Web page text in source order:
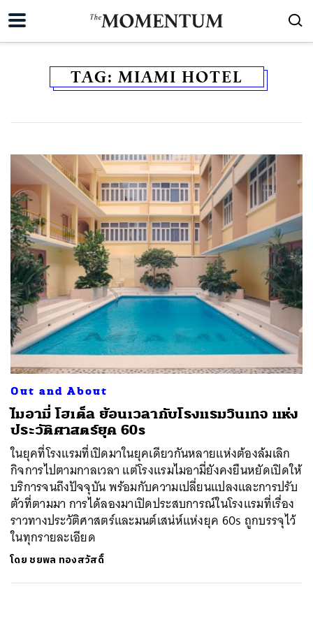
TAG: MIAMI HOTEL
Out and About
ไมอามี่ โฮเต็ล ย้อนเวลากับโรงแรมวินเทจ แห่ง
ประวัติศาสตร์ยุค 60s
ในยุคที่โรงแรมที่เปิดมาในยุคเดียวกันหลายแห่งต้องล้มเลิก
กิจการไปตามกาลเวลา แต่โรงแรมไมอามี่ยังคงยืนหยัดเปิดให้
บริการจนถึงปัจจุบัน พร้อมกับความเปลี่ยนแปลงและการปรับ
ตัวที่ตามมา การได้ลองมาเปิดประสบการณ์ในโรงแรมที่เรื่อง
ราวทางประวัติศาสตร์และมนต์เสน่ห์แห่งยุค 60s ถูกบรรจุไว้
ในทุกรายละเอียด
โดย ชยพล ทองสวัสดิ์
SHARE